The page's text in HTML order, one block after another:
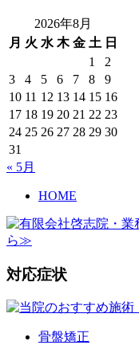
2026年8月
月 火 水 木 金 土 日
1
2
3
4 5 6 7 8
9
10 11 12 13 14 15 16
17 18 19 20 21 22 23
24 25 26 27 28 29 30
31
« 5月
HOME
対応症状
骨盤矯正